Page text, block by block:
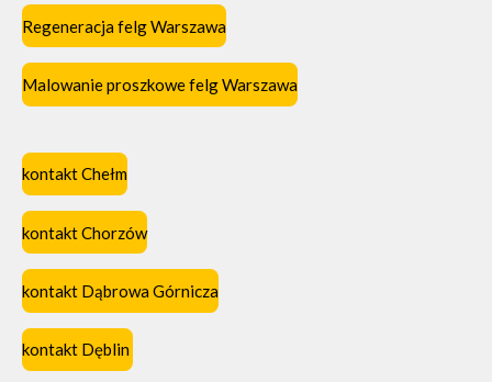
Regeneracja felg Warszawa
Malowanie proszkowe felg Warszawa
kontakt Chełm
kontakt Chorzów
kontakt Dąbrowa Górnicza
kontakt Dęblin